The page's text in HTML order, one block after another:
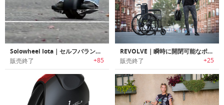
Solowheel Iota｜セルフバランス電動ソロウィール「イオタ」
販売終了 +85
REVOLVE｜瞬時に開閉可能なポータブルホイール「レボルブ」
販売終了 +25